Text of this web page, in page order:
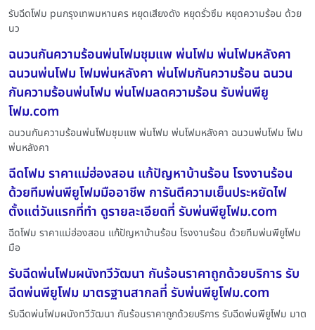
รับฉีดโฟม puกรุงเทพมหานคร หยุดเสียงดัง หยุดรั่วซึม หยุดความร้อน ด้วย
นว
ฉนวนกันความร้อนพ่นโฟมชุมแพ พ่นโฟม พ่นโฟมหลังคา
ฉนวนพ่นโฟม โฟมพ่นหลังคา พ่นโฟมกันความร้อน ฉนวน
กันความร้อนพ่นโฟม พ่นโฟมลดความร้อน รับพ่นพียู
โฟม.com
ฉนวนกันความร้อนพ่นโฟมชุมแพ พ่นโฟม พ่นโฟมหลังคา ฉนวนพ่นโฟม โฟม
พ่นหลังคา
ฉีดโฟม ราคาแม่ฮ่องสอน แก้ปัญหาบ้านร้อน โรงงานร้อน
ด้วยทีมพ่นพียูโฟมมืออาชีพ การันตีความเย็นประหยัดไฟ
ตั้งแต่วันแรกที่ทำ ดูรายละเอียดที่ รับพ่นพียูโฟม.com
ฉีดโฟม ราคาแม่ฮ่องสอน แก้ปัญหาบ้านร้อน โรงงานร้อน ด้วยทีมพ่นพียูโฟม
มือ
รับฉีดพ่นโฟมผนังทวีวัฒนา กันร้อนราคาถูกด้วยบริการ รับ
ฉีดพ่นพียูโฟม มาตรฐานสากลที่ รับพ่นพียูโฟม.com
รับฉีดพ่นโฟมผนังทวีวัฒนา กันร้อนราคาถูกด้วยบริการ รับฉีดพ่นพียูโฟม มาต